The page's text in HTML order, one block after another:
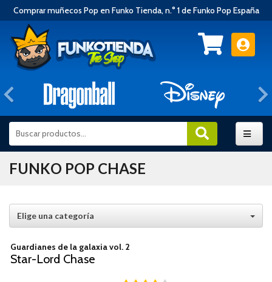
Comprar muñecos Pop en Funko Tienda, n.° 1 de Funko Pop España
Anterior
FUNKO POP CHASE
Elige una categoría
Guardianes de la galaxia vol. 2
Star-Lord Chase